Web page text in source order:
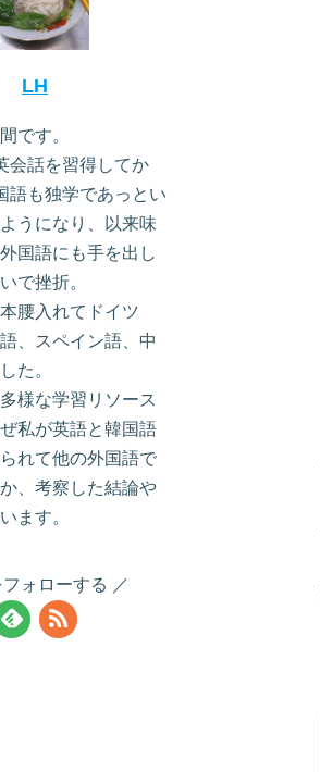
LH
です。
会話を習得してか
語も独学であっとい
うになり、以来味
国語にも手を出し
で挫折。
腰入れてドイツ
、スペイン語、中
た。
様な学習リソース
私が英語と韓国語
れて他の外国語で
、考察した結論や
ます。
ォローする